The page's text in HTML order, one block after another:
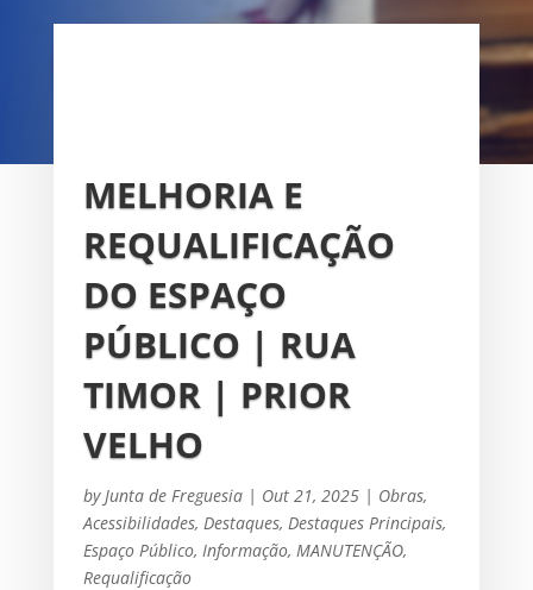
OS
MELHORIA E
REQUALIFICAÇÃO
DO ESPAÇO
PÚBLICO | RUA
TIMOR | PRIOR
VELHO
by Junta de Freguesia| Out 21, 2025| Obras,
Acessibilidades, Destaques, Destaques Principais,
Espaço Público, Informação, MANUTENÇÃO,
Requalificação